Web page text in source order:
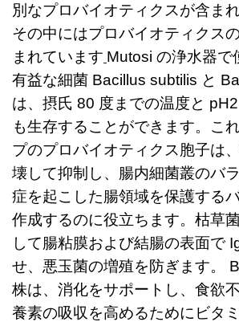
別なプロバイオティクスが含ま
その中にはプロバイオティクス
まれています Mutosi の浄水器で
有益な細菌 Bacillus subtilis と
は、摂氏 80 度までの温度と
も生存することができます。こ
プのプロバイオティクス胞子は
壊して抑制し、腸内細菌叢のバ
症を起こした腸領域を保護する
作成するのに役立ちます。枯草
して腸粘膜および結腸の表面で
せ、悪玉菌の増殖を防ぎます。
株は、消化をサポートし、食欲
養素の吸収を高めるためにビタ